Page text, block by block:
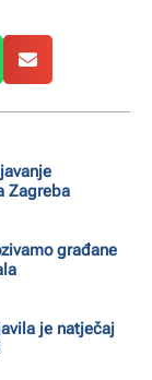
Zagreba
građane
je natječaj